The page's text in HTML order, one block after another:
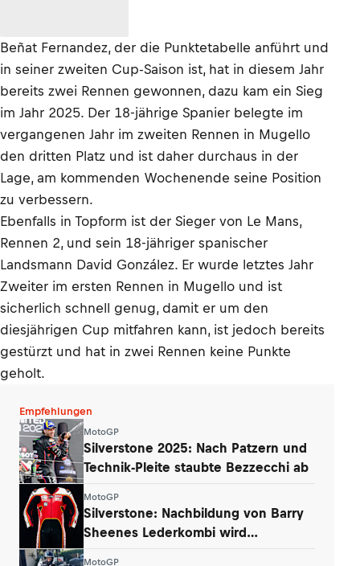
Beñat Fernandez, der die Punktetabelle anführt und
in seiner zweiten Cup-Saison ist, hat in diesem Jahr
bereits zwei Rennen gewonnen, dazu kam ein Sieg
im Jahr 2025. Der 18-jährige Spanier belegte im
vergangenen Jahr im zweiten Rennen in Mugello
den dritten Platz und ist daher durchaus in der
Lage, am kommenden Wochenende seine Position
zu verbessern.
Ebenfalls in Topform ist der Sieger von Le Mans,
Rennen 2, und sein 18-jähriger spanischer
Landsmann David González. Er wurde letztes Jahr
Zweiter im ersten Rennen in Mugello und ist
sicherlich schnell genug, damit er um den
diesjährigen Cup mitfahren kann, ist jedoch bereits
gestürzt und hat in zwei Rennen keine Punkte
geholt.
Empfehlungen
MotoGP
Silverstone 2025: Nach Patzern und
Technik-Pleite staubte Bezzecchi ab
MotoGP
Silverstone: Nachbildung von Barry
Sheenes Lederkombi wird
MotoGP